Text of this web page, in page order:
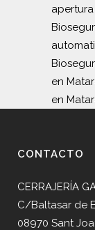
en
en
CONTACTO
CERRAJERÍA
C/Baltasar de
08970 Sant